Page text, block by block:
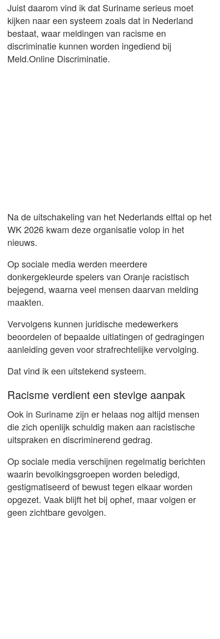
Juist daarom vind ik dat Suriname serieus moet
kijken naar een systeem zoals dat in Nederland
bestaat, waar meldingen van racisme en
discriminatie kunnen worden ingediend bij
Meld.Online Discriminatie.
Na de uitschakeling van het Nederlands elftal op het
WK 2026 kwam deze organisatie volop in het
nieuws.
Op sociale media werden meerdere
donkergekleurde spelers van Oranje racistisch
bejegend, waarna veel mensen daarvan melding
maakten.
Vervolgens kunnen juridische medewerkers
beoordelen of bepaalde uitlatingen of gedragingen
aanleiding geven voor strafrechtelijke vervolging.
Dat vind ik een uitstekend systeem.
Racisme verdient een stevige aanpak
Ook in Suriname zijn er helaas nog altijd mensen
die zich openlijk schuldig maken aan racistische
uitspraken en discriminerend gedrag.
Op sociale media verschijnen regelmatig berichten
waarin bevolkingsgroepen worden beledigd,
gestigmatiseerd of bewust tegen elkaar worden
opgezet. Vaak blijft het bij ophef, maar volgen er
geen zichtbare gevolgen.